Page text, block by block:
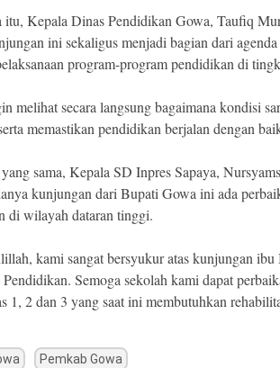
itu, Kepala Dinas Pendidikan Gowa, Taufiq
ini sekaligus menjadi bagian dari
program-program pendidikan di
melihat secara langsung bagaimana kondisi
memastikan pendidikan berjalan dengan
sama, Kepala SD Inpres Sapaya,
kunjungan dari Bupati Gowa ini ada
di wilayah dataran tinggi.
kami sangat bersyukur atas kunjungan
Semoga sekolah kami dapat
1, 2 dan 3 yang saat ini membutuhkan
Pemkab Gowa